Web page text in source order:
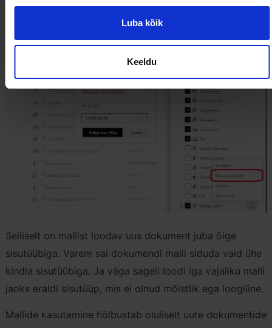
Luba kõik
Keeldu
Selliselt on mallist loodav uus dokument juba õige
sisutüübiga. Varem sai dokumendi malli siduda vaid ühe
kindla sisutüübiga. Ja väga sageli loodi iga vajaliku malli
jaoks eraldi sisutüüp, mis ei olnud mõistlik ega loogiline.
Mallide kasutamine hõlbustab oluliselt uute dokumentide